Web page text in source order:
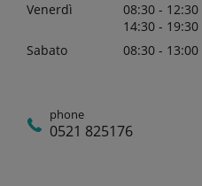
Venerdì
08:30 - 12:30
14:30 - 19:30
Sabato
08:30 - 13:00
phone
0521 825176